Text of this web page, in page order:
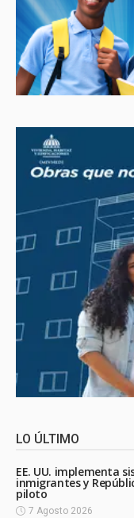
LO ÚLTIMO
EE. UU. implementa
inmigrantes y
piloto
7 Agosto 2026